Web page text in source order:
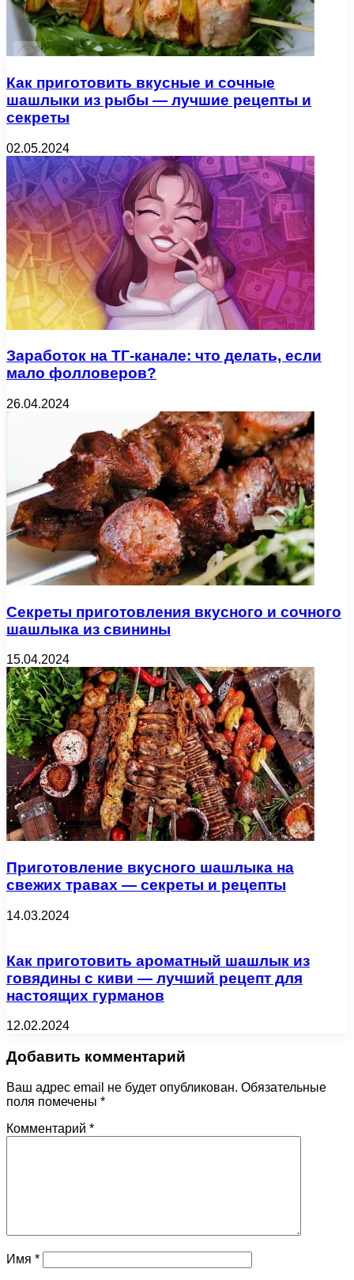
Как приготовить вкусные и сочные
шашлыки из рыбы — лучшие рецепты и
секреты
02.05.2024
Заработок на ТГ-канале: что делать, если
мало фолловеров?
26.04.2024
Секреты приготовления вкусного и сочного
шашлыка из свинины
15.04.2024
Приготовление вкусного шашлыка на
свежих травах — секреты и рецепты
14.03.2024
Как приготовить ароматный шашлык из
говядины с киви — лучший рецепт для
настоящих гурманов
12.02.2024
Добавить комментарий
Ваш адрес email не будет опубликован. Обязательные
поля помечены *
Комментарий *
Имя *